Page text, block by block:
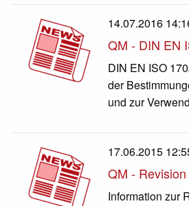
14.07.2016
QM - DIN EN
DIN EN ISO
der
und zur
17.06.2015
QM -
Information zur